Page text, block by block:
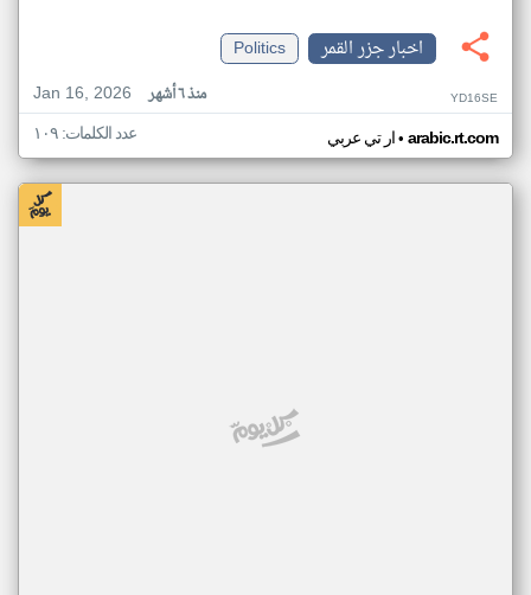
اخبار جزر القمر
Politics
Jan 16, 2026
منذ ٦ أشهر YD16SE
ار تي عربي• arabic.rt.com عدد الكلمات: ١٠٩